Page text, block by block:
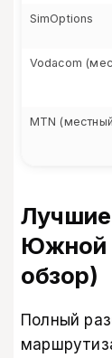
SimOptions
Vodacom
MTN
Южной
обзор)
Полный